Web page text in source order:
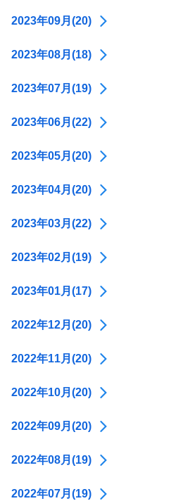
2023年09月(20)
2023年08月(18)
2023年07月(19)
2023年06月(22)
2023年05月(20)
2023年04月(20)
2023年03月(22)
2023年02月(19)
2023年01月(17)
2022年12月(20)
2022年11月(20)
2022年10月(20)
2022年09月(20)
2022年08月(19)
2022年07月(19)